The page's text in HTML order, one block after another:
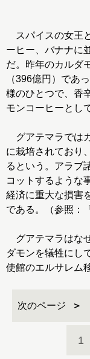
スパイスの女王
ーヒー、バナナに
だ。昨年のカルダ
（396億円）であ
様のひとつで、香
モンコーヒーとし
グアテマラでは
に栽培されており
るという。アラブ
コットするような
経済に重大な損害
である。（参照：「
グアテマラはな
ダモンを犠牲にし
使館のエルサレム
次のページ
1